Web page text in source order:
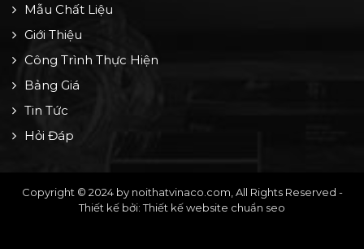
Mẫu Chất Liệu
Giới Thiệu
Công Trình Thực Hiện
Bảng Giá
Tin Tức
Hỏi Đáp
Copyright © 2024 by noithatvinaco.com, All Rights Reserved -
Thiết kế bởi: Thiết kế website chuẩn seo